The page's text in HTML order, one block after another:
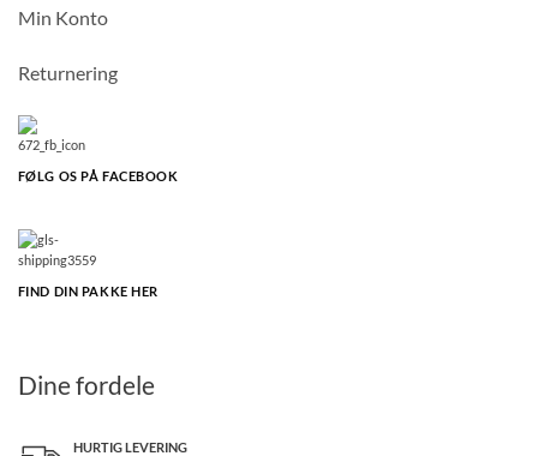
Min Konto
Returnering
FØLG OS PÅ FACEBOOK
FIND DIN PAKKE HER
Dine fordele
HURTIG LEVERING